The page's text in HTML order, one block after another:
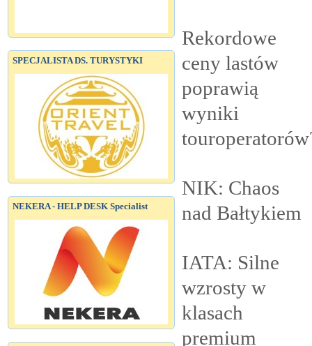
SPECJALISTA DS. TURYSTYKI
NEKERA - HELP DESK Specialist
Rekordowe
ceny lastów
poprawią
wyniki
NIK: Chaos
nad Bałtykiem
IATA: Silne
wzrosty w
klasach
premium